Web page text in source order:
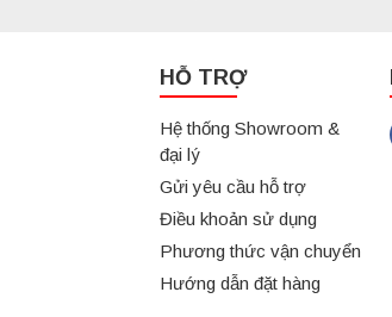
HỖ TRỢ
Hệ thống Showroom &
đại lý
Gửi yêu cầu hỗ trợ
Điều khoản sử dụng
Phương thức vận chuyển
Hướng dẫn đặt hàng